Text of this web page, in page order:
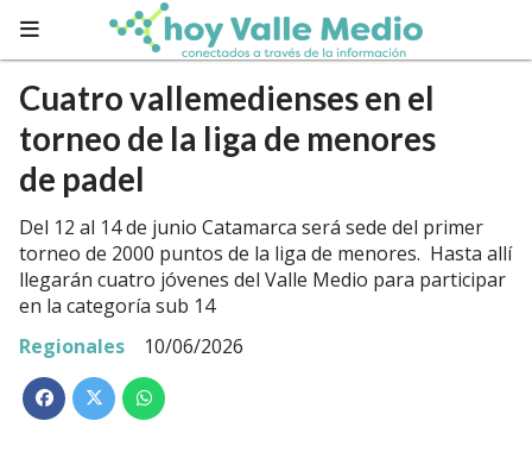
Cuatro vallemedienses en el
torneo de la liga de menores
de padel
Del 12 al 14 de junio Catamarca será sede del primer
torneo de 2000 puntos de la liga de menores. Hasta allí
llegarán cuatro jóvenes del Valle Medio para participar
en la categoría sub 14
Regionales
10/06/2026